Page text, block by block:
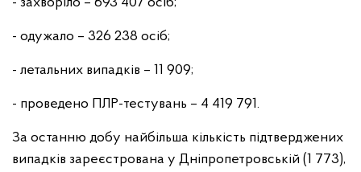
- одужало – 326 238 осіб;
- летальних випадків – 11 909;
- проведено ПЛР-тестувань – 4 419 791.
За останню добу найбільша кількість підтверджених
випадків зареєстрована у Дніпропетровській (1 773),